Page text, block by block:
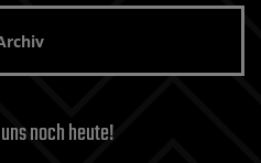
noch heute!